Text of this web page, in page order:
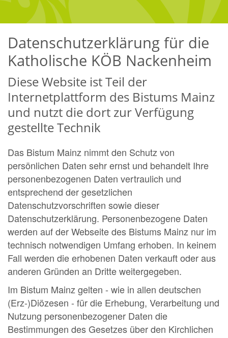
Datenschutzerklärung für die
Katholische KÖB Nackenheim
Diese Website ist Teil der
Internetplattform des Bistums Mainz
und nutzt die dort zur Verfügung
gestellte Technik
Das Bistum Mainz nimmt den Schutz von
persönlichen Daten sehr ernst und behandelt Ihre
personenbezogenen Daten vertraulich und
entsprechend der gesetzlichen
Datenschutzvorschriften sowie dieser
Datenschutzerklärung. Personenbezogene Daten
werden auf der Webseite des Bistums Mainz nur im
technisch notwendigen Umfang erhoben. In keinem
Fall werden die erhobenen Daten verkauft oder aus
anderen Gründen an Dritte weitergegeben.
Im Bistum Mainz gelten - wie in allen deutschen
(Erz-)Diözesen - für die Erhebung, Verarbeitung und
Nutzung personenbezogener Daten die
Bestimmungen des Gesetzes über den Kirchlichen